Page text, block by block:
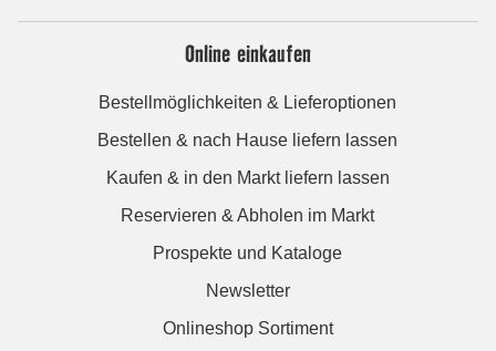
Online einkaufen
Bestellmöglichkeiten & Lieferoptionen
Bestellen & nach Hause liefern lassen
Kaufen & in den Markt liefern lassen
Reservieren & Abholen im Markt
Prospekte und Kataloge
Newsletter
Onlineshop Sortiment